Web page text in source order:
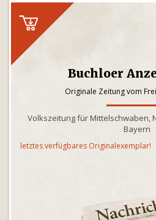
Buchloer
Originale Zeitung vom
Volkszeitung für Mittelschwaben,
Bayern
letztes verfügbares Originalexemplar!